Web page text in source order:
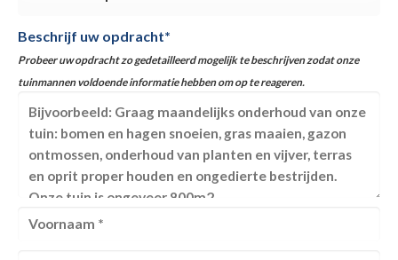
Beschrijf uw opdracht*
Probeer uw opdracht zo gedetailleerd mogelijk te beschrijven zodat onze
tuinmannen voldoende informatie hebben om op te reageren.